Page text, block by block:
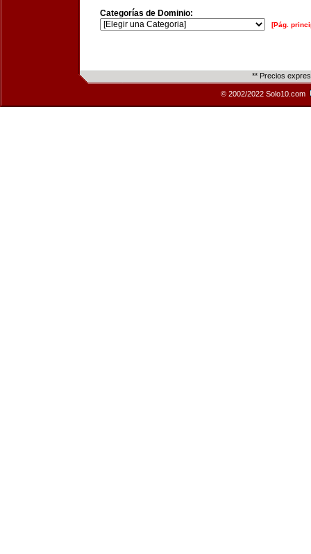
Categorías de Dominio:
[Pág.
** Precios
© 2002/2022 Solo10.com